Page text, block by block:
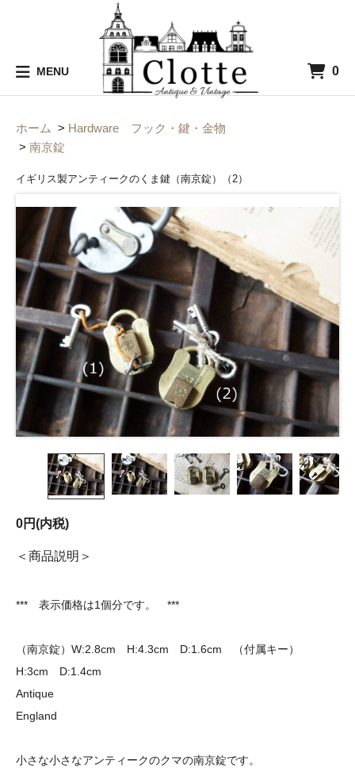
MENU 0
ホーム > Hardware フック・鍵・金物
> 南京錠
イギリス製アンティークのくま鍵（南京錠）（2）
0円(内税)
商品説明
*** 表示価格は1個分です。 ***
（南京錠）W:2.8cm H:4.3cm D:1.6cm （付属キー）
H:3cm D:1.4cm
Antique
England
小さな小さなアンティークのクマの南京錠です。